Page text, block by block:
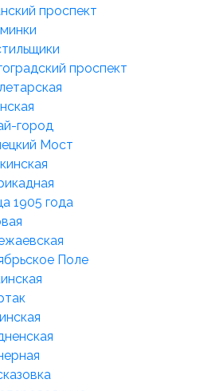
проспект
проспект
город
Мост
1905 года
Поле